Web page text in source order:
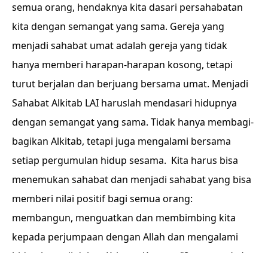
semua orang, hendaknya kita dasari persahabatan
kita dengan semangat yang sama. Gereja yang
menjadi sahabat umat adalah gereja yang tidak
hanya memberi harapan-harapan kosong, tetapi
turut berjalan dan berjuang bersama umat. Menjadi
Sahabat Alkitab LAI haruslah mendasari hidupnya
dengan semangat yang sama. Tidak hanya membagi-
bagikan Alkitab, tetapi juga mengalami bersama
setiap pergumulan hidup sesama. Kita harus bisa
menemukan sahabat dan menjadi sahabat yang bisa
memberi nilai positif bagi semua orang:
membangun, menguatkan dan membimbing kita
kepada perjumpaan dengan Allah dan mengalami